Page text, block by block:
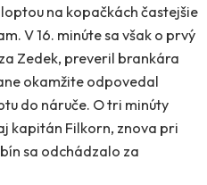
na kopačkách častejšie
V 16. minúte sa však o prvý
Zedek, preveril brankára
okamžite odpovedal
do náruče. O tri minúty
kapitán Filkorn, znova pri
sa odchádzalo za